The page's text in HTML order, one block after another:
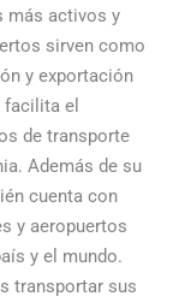
más activos y
sirven como
y exportación
el
de transporte
Además de su
cuenta con
y aeropuertos
y el mundo.
transportar sus